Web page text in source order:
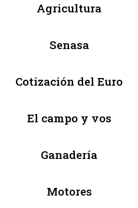
Agricultura
Senasa
Cotización del Euro
El campo y vos
Ganadería
Motores